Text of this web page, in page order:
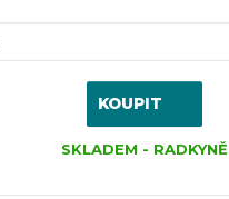
KOUPIT
SKLADEM - RADKYNĚ